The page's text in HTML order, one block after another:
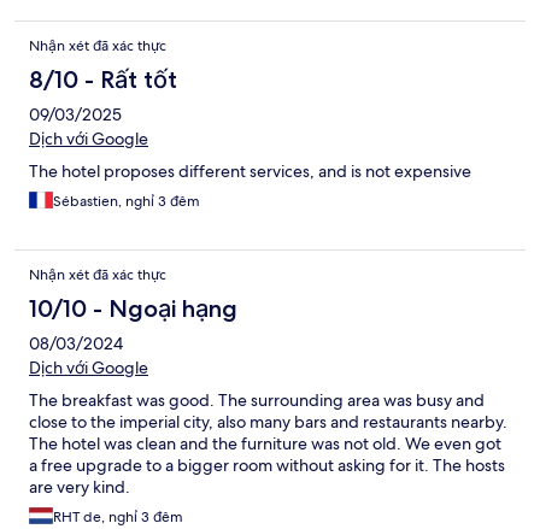
Nhận xét đã xác thực
8/10 - Rất tốt
09/03/2025
Dịch với Google
The hotel proposes different services, and is not expensive
Sébastien, nghỉ 3 đêm
Nhận xét đã xác thực
10/10 - Ngoại hạng
08/03/2024
Dịch với Google
The breakfast was good. The surrounding area was busy and
close to the imperial city, also many bars and restaurants nearby.
The hotel was clean and the furniture was not old. We even got
a free upgrade to a bigger room without asking for it. The hosts
are very kind.
RHT de, nghỉ 3 đêm